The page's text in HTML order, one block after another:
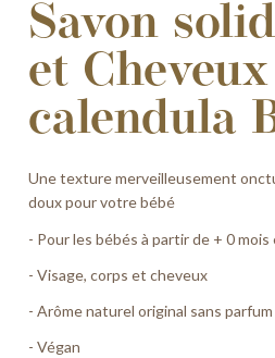
Savon
et
calendula
Une texture merveilleusement
doux pour votre bébé
- Pour les bébés à partir de + 0
- Visage, corps et cheveux
- Arôme naturel original sans parfum
- Végan